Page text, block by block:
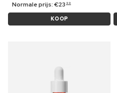
Normale prijs:€23 99
KOOP